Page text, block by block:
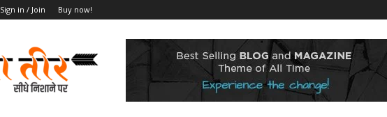
Sign in / Join Buy now!